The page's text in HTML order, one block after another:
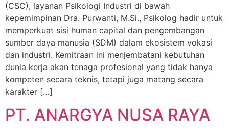
(CSC), layanan Psikologi Industri di bawah
kepemimpinan Dra. Purwanti, M.Si., Psikolog hadir untuk
memperkuat sisi human capital dan pengembangan
sumber daya manusia (SDM) dalam ekosistem vokasi
dan industri. Kemitraan ini menjembatani kebutuhan
dunia kerja akan tenaga profesional yang tidak hanya
kompeten secara teknis, tetapi juga matang secara
karakter […]
PT. ANARGYA NUSA RAYA